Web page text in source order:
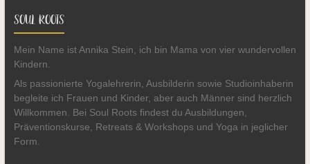
SOUL ROOTS
Mein Name ist Annika Stein, ich bin Mama von vier wundervollen
Kindern.
Als passionierte Yogalehrerin, Ausbilderin sowie Studioinhaberin
begleite ich Frauen und Kinder, aber auch Männer sind herzlich
Willkommen. Bei Soul Roots findest du Ausbildungen,
Präventionskurse, Retreats & Workshops und Yoga in jeglicher
Form.